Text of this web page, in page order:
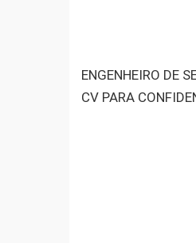
ENGENHEIRO DE
CV PARA